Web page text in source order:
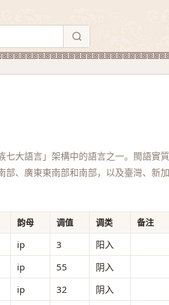
大語言」架構中的語言之一。閩語實
、廣東東南部和南部，以及臺灣、新
韵母 调值 调类 备注
ip 3
阳入
ip 55
阴入
ip 32
阴入